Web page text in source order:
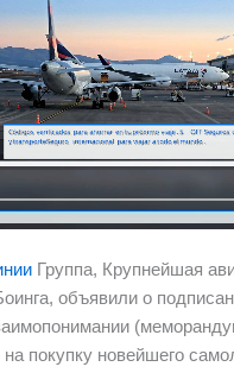
Группа, Крупнейшая
объявили о
покупку новейшего